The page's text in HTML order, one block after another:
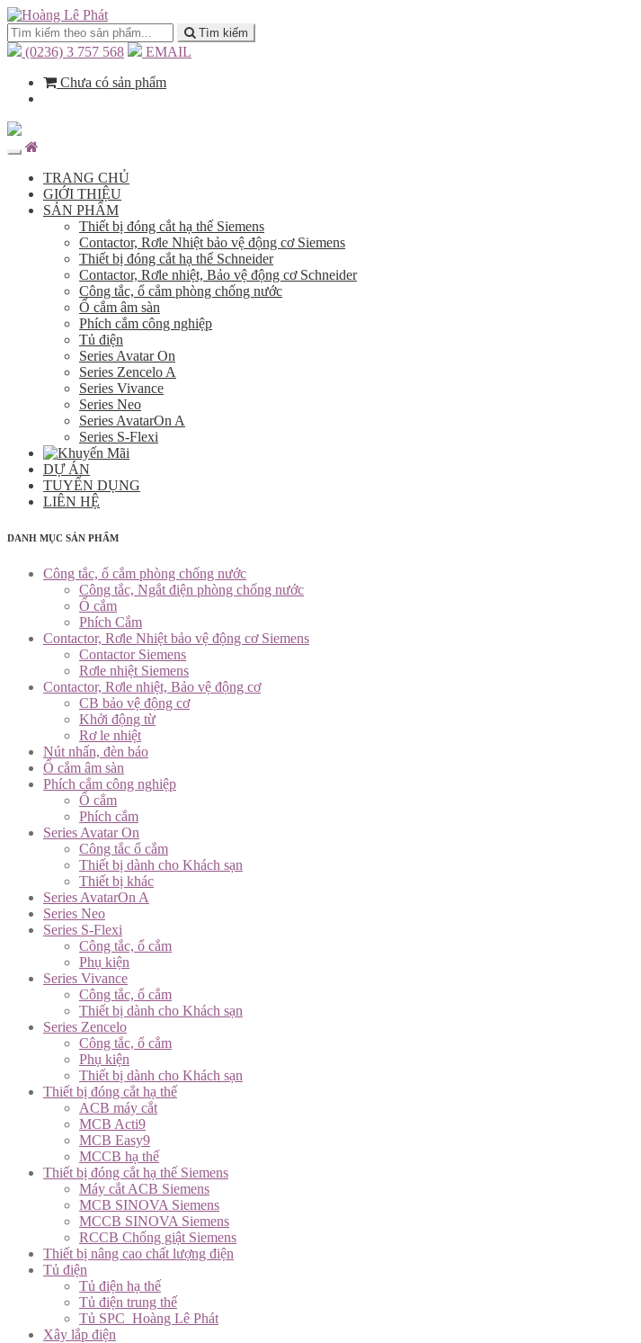
Tìm kiếm
(0236) 3 757 568
EMAIL
Chưa có sản phẩm
TRANG CHỦ
GIỚI THIỆU
SẢN PHẨM
Thiết bị đóng cắt hạ thế Siemens
Contactor, Rơle Nhiệt bảo vệ động cơ Siemens
Thiết bị đóng cắt hạ thế Schneider
Contactor, Rơle nhiệt, Bảo vệ động cơ Schneider
Công tắc, ổ cắm phòng chống nước
Ổ cắm âm sàn
Phích cắm công nghiệp
Tủ điện
Series Avatar On
Series Zencelo A
Series Vivance
Series Neo
Series AvatarOn A
Series S-Flexi
DỰ ÁN
TUYỂN DỤNG
LIÊN HỆ
DANH MỤC SẢN PHẨM
Công tắc, ổ cắm phòng chống nước
Công tắc, Ngắt điện phòng chống nước
Ổ cắm
Phích Cắm
Contactor, Rơle Nhiệt bảo vệ động cơ Siemens
Contactor Siemens
Rơle nhiệt Siemens
Contactor, Rơle nhiệt, Bảo vệ động cơ
CB bảo vệ động cơ
Khởi động từ
Rơ le nhiệt
Nút nhấn, đèn báo
Ổ cắm âm sàn
Phích cắm công nghiệp
Ổ cắm
Phích cắm
Series Avatar On
Công tắc ổ cắm
Thiết bị dành cho Khách sạn
Thiết bị khác
Series AvatarOn A
Series Neo
Series S-Flexi
Công tắc, ổ cắm
Phụ kiện
Series Vivance
Công tắc, ổ cắm
Thiết bị dành cho Khách sạn
Series Zencelo
Công tắc, ổ cắm
Phụ kiện
Thiết bị dành cho Khách sạn
Thiết bị đóng cắt hạ thế
ACB máy cắt
MCB Acti9
MCB Easy9
MCCB hạ thế
Thiết bị đóng cắt hạ thế Siemens
Máy cắt ACB Siemens
MCB SINOVA Siemens
MCCB SINOVA Siemens
RCCB Chống giật Siemens
Thiết bị nâng cao chất lượng điện
Tủ điện
Tủ điện hạ thế
Tủ điện trung thế
Tủ SPC_Hoàng Lê Phát
Xây lắp điện